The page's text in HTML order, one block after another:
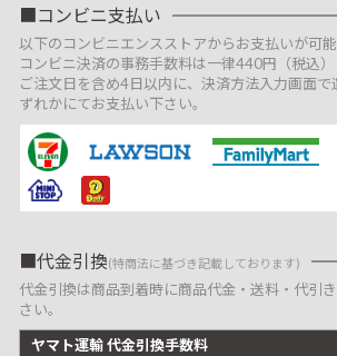
コンビニ支払い
以下のコンビニエンスストアからお支払いが可能
コンビニ決済の事務手数料は一律440円（税込）
ご注文日を含め4日以内に、決済方法入力画面
ずれかにてお支払い下さい。
代金引換(特商法に基づき記載しております)
代金引換は商品到着時に商品代金・送料・代引
さい。
ヤマト運輸 代金引換手数料